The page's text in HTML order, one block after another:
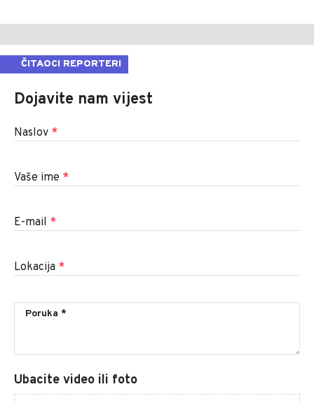
ČITAOCI REPORTERI
Dojavite nam vijest
Naslov *
Vaše ime *
E-mail *
Lokacija *
Ubacite video ili foto